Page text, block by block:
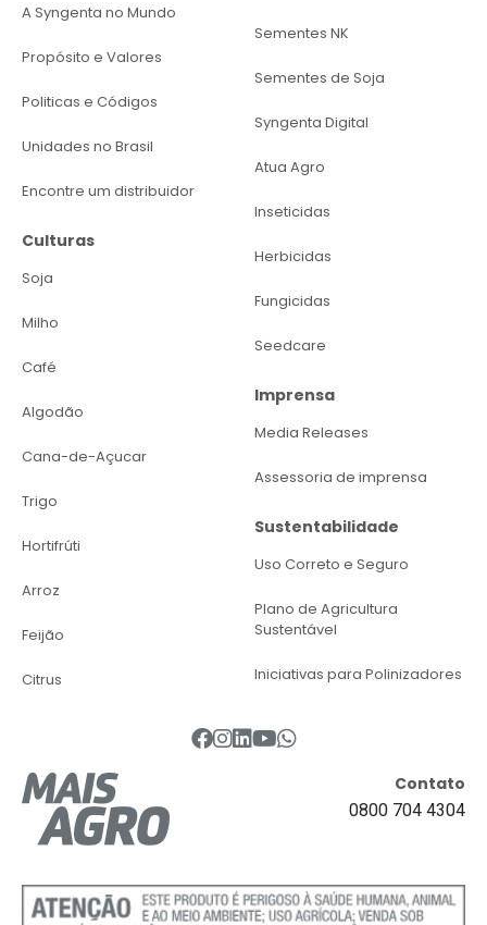
A Syngenta no Mundo
Propósito e Valores
Politicas e Códigos
Unidades no Brasil
Encontre um distribuidor
Culturas
Soja
Milho
Café
Algodão
Cana-de-Açucar
Trigo
Hortifrúti
Arroz
Feijão
Citrus
Sementes NK
Sementes de Soja
Syngenta Digital
Atua Agro
Inseticidas
Herbicidas
Fungicidas
Seedcare
Imprensa
Media Releases
Assessoria de imprensa
Sustentabilidade
Uso Correto e Seguro
Plano de Agricultura
Sustentável
Iniciativas para Polinizadores
Contato
0800 704 4304